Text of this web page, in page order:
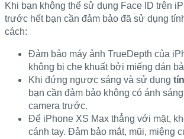
Khi bạn không thể sử dụng Face ID trên
trước hết bạn cần đảm bảo đã sử dụng
cách:
Đảm bảo máy ảnh TrueDepth của
không bị che khuất bởi miếng dán
Khi đứng ngược sáng và sử dụng
bạn cần đảm bảo không có ánh
camera trước.
Để iPhone XS Max thẳng với mặt,
cánh tay. Đảm bảo mắt, mũi, miệng